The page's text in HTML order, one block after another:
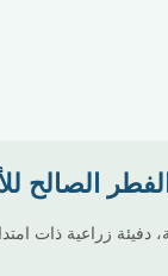
دفيئة زراعية ذات